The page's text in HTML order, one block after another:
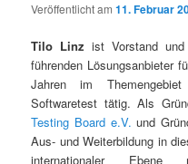
Veröffentlicht am11. Februar
Tilo Linz ist Vorstand
führenden Lösungsanbieter
Jahren im Themengebiet
Softwaretest tätig. Als
Testing Board e.V. und
Aus- und Weiterbildung in
internationaler Ebene